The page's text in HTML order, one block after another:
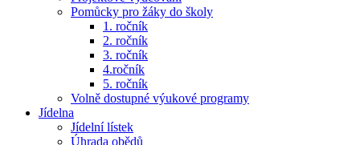
Pomůcky pro žáky do školy
1. ročník
2. ročník
3. ročník
4.ročník
5. ročník
Volně dostupné výukové programy
Jídelna
Jídelní lístek
Úhrada obědů